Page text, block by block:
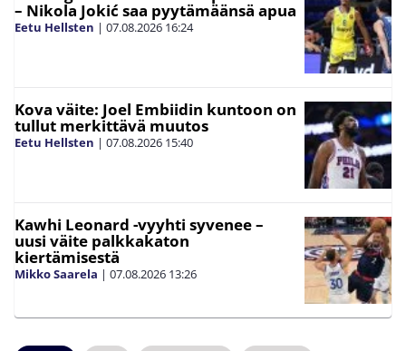
– Nikola Jokić saa pyytämäänsä apua
Eetu Hellsten | 07.08.2026 16:24
Kova väite: Joel Embiidin kuntoon on
tullut merkittävä muutos
Eetu Hellsten | 07.08.2026 15:40
Kawhi Leonard -vyyhti syvenee –
uusi väite palkkakaton
kiertämisestä
Mikko Saarela | 07.08.2026 13:26